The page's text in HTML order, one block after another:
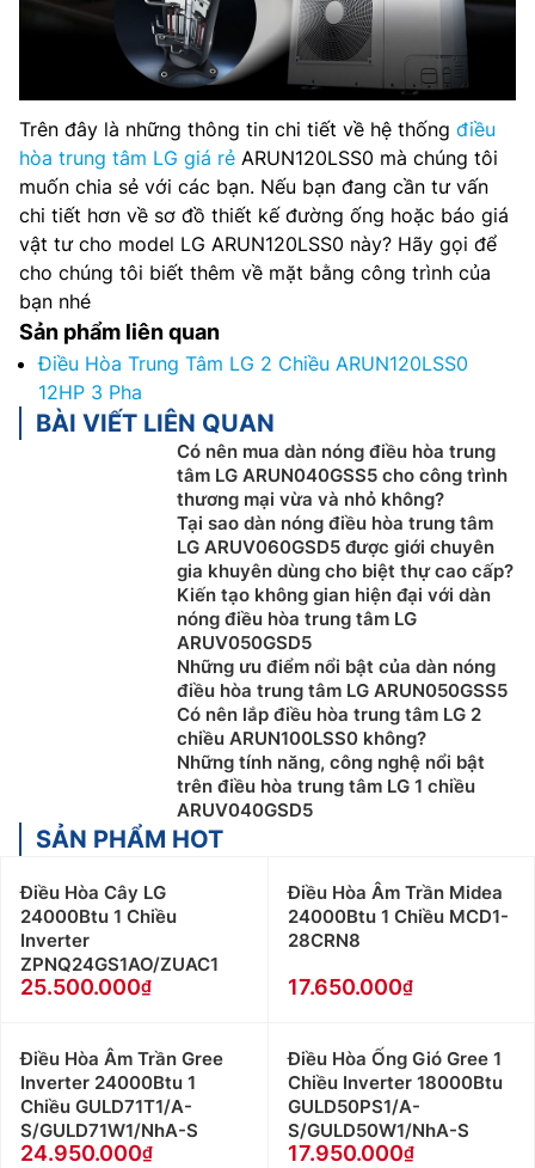
Trên đây là những thông tin chi tiết về hệ thống điều
hòa trung tâm LG giá rẻ ARUN120LSS0 mà chúng tôi
muốn chia sẻ với các bạn. Nếu bạn đang cần tư vấn
chi tiết hơn về sơ đồ thiết kế đường ống hoặc báo giá
vật tư cho model LG ARUN120LSS0 này? Hãy gọi để
cho chúng tôi biết thêm về mặt bằng công trình của
bạn nhé
Sản phẩm liên quan
Điều Hòa Trung Tâm LG 2 Chiều ARUN120LSS0
12HP 3 Pha
BÀI VIẾT LIÊN QUAN
Có nên mua dàn nóng điều hòa trung
tâm LG ARUN040GSS5 cho công trình
thương mại vừa và nhỏ không?
Tại sao dàn nóng điều hòa trung tâm
LG ARUV060GSD5 được giới chuyên
gia khuyên dùng cho biệt thự cao cấp?
Kiến tạo không gian hiện đại với dàn
nóng điều hòa trung tâm LG
ARUV050GSD5
Những ưu điểm nổi bật của dàn nóng
điều hòa trung tâm LG ARUN050GSS5
Có nên lắp điều hòa trung tâm LG 2
chiều ARUN100LSS0 không?
Những tính năng, công nghệ nổi bật
trên điều hòa trung tâm LG 1 chiều
ARUV040GSD5
SẢN PHẨM HOT
Điều Hòa Cây LG
24000Btu 1 Chiều
Inverter
ZPNQ24GS1AO/ZUAC1
25.500.000
Điều Hòa Âm Trần Midea
24000Btu 1 Chiều MCD1-
28CRN8
17.650.000
Điều Hòa Âm Trần Gree
Inverter 24000Btu 1
Chiều GULD71T1/A-
S/GULD71W1/NhA-S
24.950.000
Điều Hòa Ống Gió Gree 1
Chiều Inverter 18000Btu
GULD50PS1/A-
S/GULD50W1/NhA-S
17.950.000